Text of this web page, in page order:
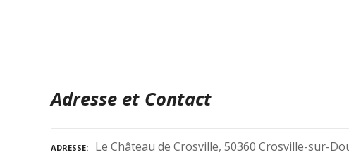
Adresse et Contact
ADRESSE Le Château de Crosville, 50360 Crosville-sur-